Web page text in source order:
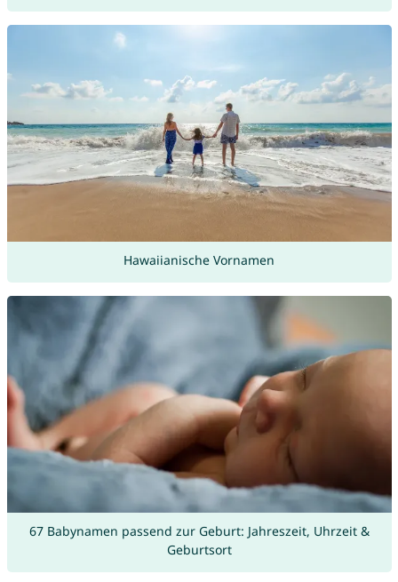
Hawaiianische Vornamen
67 Babynamen passend zur Geburt: Jahreszeit, Uhrzeit &
Geburtsort